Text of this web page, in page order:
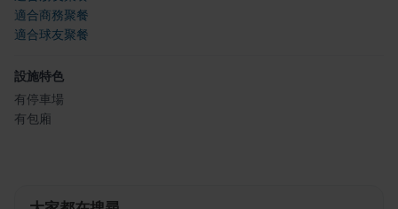
適合商務聚餐
適合球友聚餐
設施特色
有停車場
有包廂